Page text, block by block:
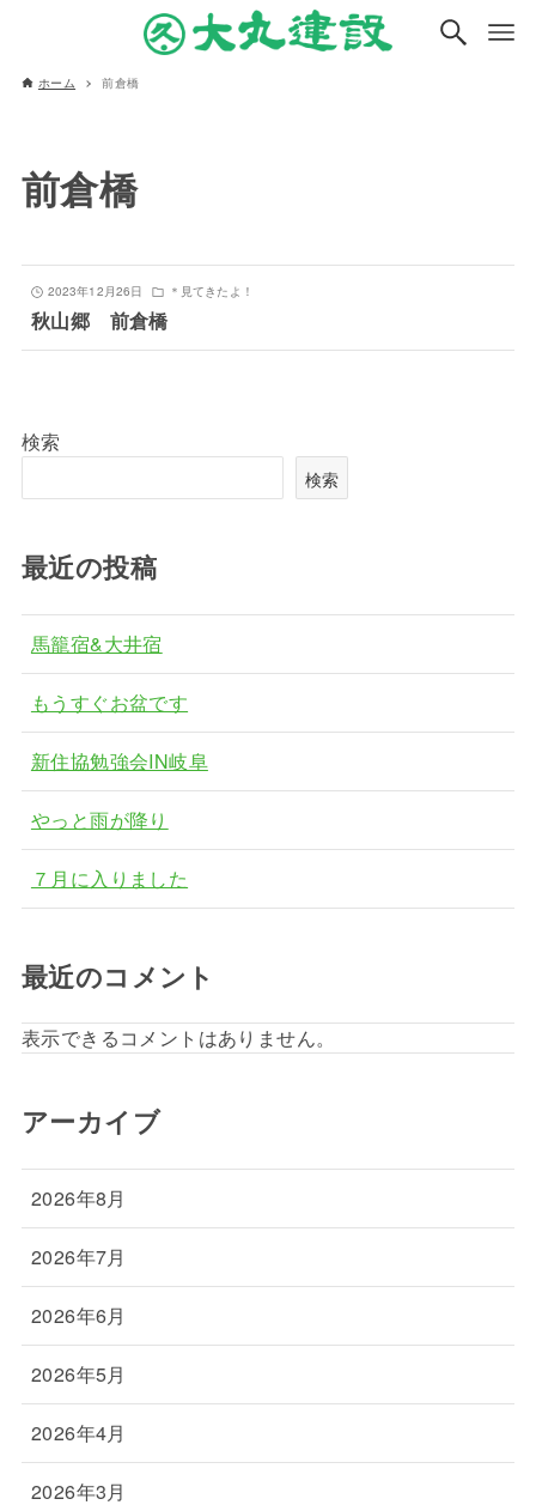
ホーム 前倉橋
前倉橋
2023年12月26日 ＊見てきたよ！
秋山郷 前倉橋
検索
検索
最近の投稿
馬籠宿&大井宿
もうすぐお盆です
新住協勉強会IN岐阜
やっと雨が降り
７月に入りました
最近のコメント
表示できるコメントはありません。
アーカイブ
2026年8月
2026年7月
2026年6月
2026年5月
2026年4月
2026年3月